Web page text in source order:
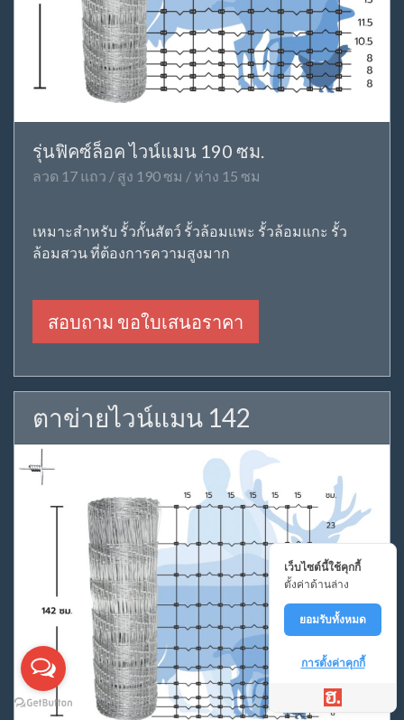
รุ่นฟิคซ์ล็อค ไวน์แมน 190 ซม.
ลวด 17 แถว / สูง 190 ซม / ห่าง 15 ซม
เหมาะสำหรับ รั้วกั้นสัตว์ รั้วล้อมแพะ รั้วล้อมแกะ รั้ว
ล้อมสวน ที่ต้องการความสูงมาก
สอบถาม ขอใบเสนอราคา
ตาข่ายไวน์แมน 142
เว็บไซต์นี้ใช้คุกกี้
ตั้งค่าด้านล่าง
ยอมรับทั้งหมด
การตั้งค่าคุกกี้